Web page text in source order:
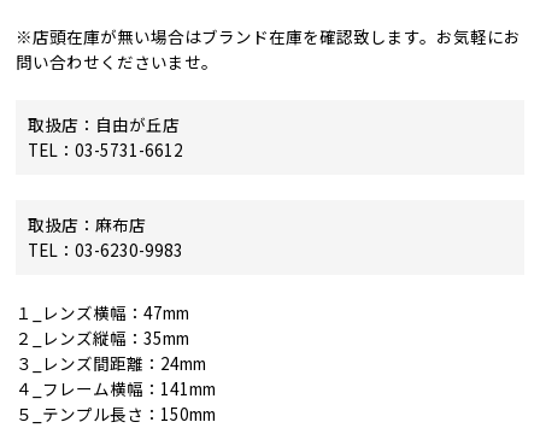
※店頭在庫が無い場合はブランド在庫を確認致します。お気軽にお
問い合わせくださいませ。
取扱店：自由が丘店
TEL：03-5731-6612
取扱店：麻布店
TEL：03-6230-9983
１_レンズ横幅：47mm
２_レンズ縦幅：35mm
３_レンズ間距離：24mm
４_フレーム横幅：141mm
５_テンプル長さ：150mm